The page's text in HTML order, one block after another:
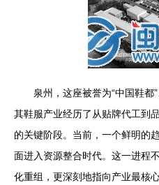
泉州，这座被誉为“中国鞋都
其鞋服产业经历了从贴牌代工到
的关键阶段。当前，一个鲜明的
面进入资源整合时代。这一进程
化重组，更深刻地指向产业最